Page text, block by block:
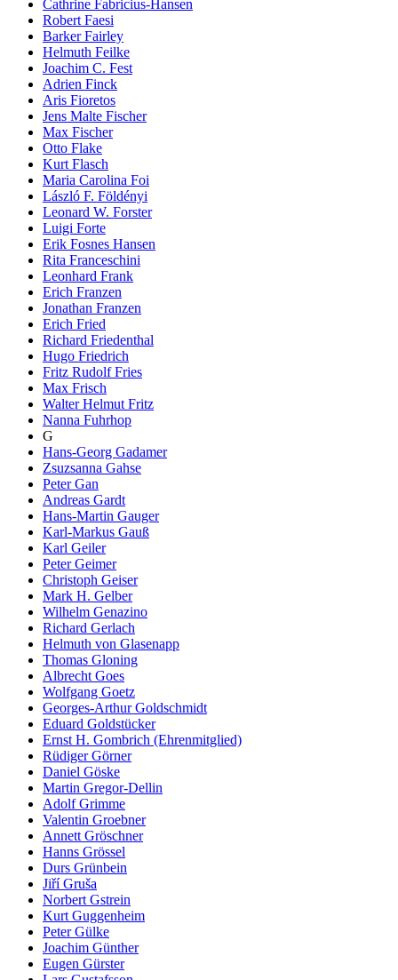
Cathrine Fabricius-Hansen
Robert Faesi
Barker Fairley
Helmuth Feilke
Joachim C. Fest
Adrien Finck
Aris Fioretos
Jens Malte Fischer
Max Fischer
Otto Flake
Kurt Flasch
Maria Carolina Foi
László F. Földényi
Leonard W. Forster
Luigi Forte
Erik Fosnes Hansen
Rita Franceschini
Leonhard Frank
Erich Franzen
Jonathan Franzen
Erich Fried
Richard Friedenthal
Hugo Friedrich
Fritz Rudolf Fries
Max Frisch
Walter Helmut Fritz
Nanna Fuhrhop
G
Hans-Georg Gadamer
Zsuzsanna Gahse
Peter Gan
Andreas Gardt
Hans-Martin Gauger
Karl-Markus Gauß
Karl Geiler
Peter Geimer
Christoph Geiser
Mark H. Gelber
Wilhelm Genazino
Richard Gerlach
Helmuth von Glasenapp
Thomas Gloning
Albrecht Goes
Wolfgang Goetz
Georges-Arthur Goldschmidt
Eduard Goldstücker
Ernst H. Gombrich (Ehrenmitglied)
Rüdiger Görner
Daniel Göske
Martin Gregor-Dellin
Adolf Grimme
Valentin Groebner
Annett Gröschner
Hanns Grössel
Durs Grünbein
Jiří Gruša
Norbert Gstrein
Kurt Guggenheim
Peter Gülke
Joachim Günther
Eugen Gürster